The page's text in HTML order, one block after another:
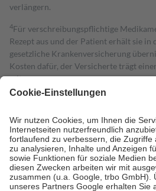
verlängern.
4Für verschreibungspflichtige
Rezept aus und der Patient erhält sie in
gesetzliche Krankenversicherung
Kosten dafür, der Versicherte trägt
mit.
Grundsätzlich leisten Mitglieder
höchstens zehn Euro.
Es sind jedoch
Kosten der Leistung zu entrichten.
Diese Regeln gelten grundsätzlich
Bei Heilmitteln und häuslicher
Zuzahlung zehn Prozent der Kosten
Verordnung.